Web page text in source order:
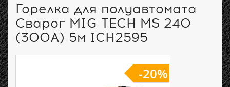
Горелка для полуавтомата
Сварог MIG TECH MS 240
(300А) 5м ICH2595
-20%